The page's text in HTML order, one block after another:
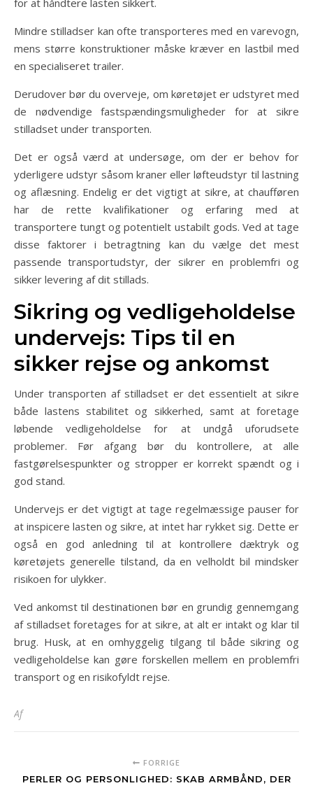
for at håndtere lasten sikkert.
Mindre stilladser kan ofte transporteres med en varevogn,
mens større konstruktioner måske kræver en lastbil med
en specialiseret trailer.
Derudover bør du overveje, om køretøjet er udstyret med
de nødvendige fastspændingsmuligheder for at sikre
stilladset under transporten.
Det er også værd at undersøge, om der er behov for
yderligere udstyr såsom kraner eller løfteudstyr til lastning
og aflæsning. Endelig er det vigtigt at sikre, at chaufføren
har de rette kvalifikationer og erfaring med at
transportere tungt og potentielt ustabilt gods. Ved at tage
disse faktorer i betragtning kan du vælge det mest
passende transportudstyr, der sikrer en problemfri og
sikker levering af dit stillads.
Sikring og vedligeholdelse
undervejs: Tips til en
sikker rejse og ankomst
Under transporten af stilladset er det essentielt at sikre
både lastens stabilitet og sikkerhed, samt at foretage
løbende vedligeholdelse for at undgå uforudsete
problemer. Før afgang bør du kontrollere, at alle
fastgørelsespunkter og stropper er korrekt spændt og i
god stand.
Undervejs er det vigtigt at tage regelmæssige pauser for
at inspicere lasten og sikre, at intet har rykket sig. Dette er
også en god anledning til at kontrollere dæktryk og
køretøjets generelle tilstand, da en velholdt bil mindsker
risikoen for ulykker.
Ved ankomst til destinationen bør en grundig gennemgang
af stilladset foretages for at sikre, at alt er intakt og klar til
brug. Husk, at en omhyggelig tilgang til både sikring og
vedligeholdelse kan gøre forskellen mellem en problemfri
transport og en risikofyldt rejse.
Af
FORRIGE
PERLER OG PERSONLIGHED: SKAB ARMBÅND, DER